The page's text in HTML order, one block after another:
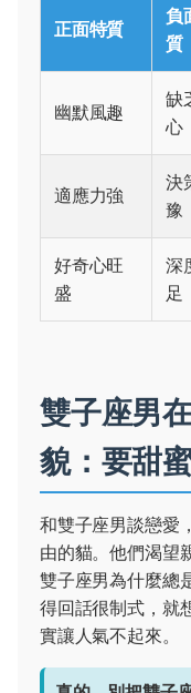
正面特質
負
質
幽默風趣
缺
心
適應力強
決
豫
好奇心旺
盛
深
足
雙子座男
貌：要甜
和雙子座男談戀愛
由的貓。他們渴望
雙子座男為什麼總
得回話很制式，就
實讓人氣不起來。